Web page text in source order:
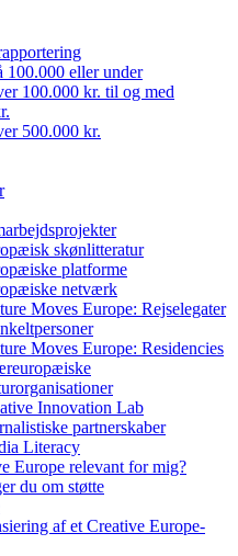
100.000 eller under
100.000 kr. til og med
500.000 kr.
skønlitteratur
platforme
netværk
Moves Europe: Rejselegater
Moves Europe: Residencies
Innovation Lab
partnerskaber
Literacy
Europe relevant for mig?
du om støtte
af et Creative Europe-